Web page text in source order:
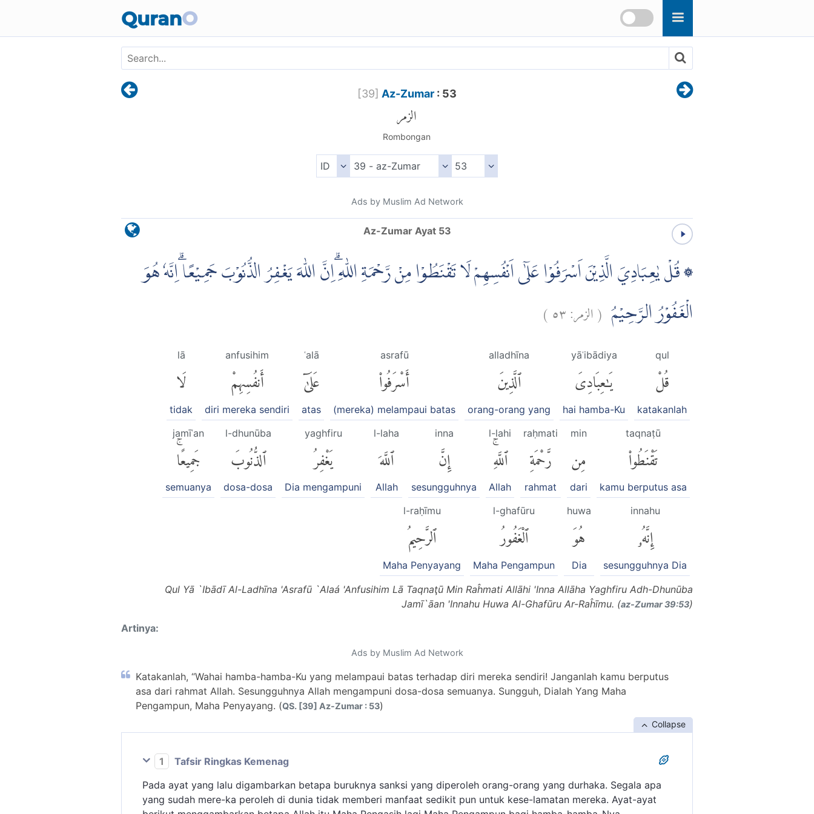
QuranO
[39] Az-Zumar: 53
الزمر
Rombongan
Ads by Muslim Ad Network
Az-Zumar Ayat 53
۞ قُلْ يٰعِبَادِيَ الَّذِيْنَ اَسْرَفُوْا عَلٰٓى اَنْفُسِهِمْ لَا تَقْنَطُوْا مِنْ رَّحْمَةِ اللّٰهِ ۗاِنَّ اللّٰهَ يَغْفِرُ الذُّنُوْبَ جَمِيْعًا ۗاِنَّهٗ هُوَ
الْغَفُوْرُ الرَّحِيْمُ (الزمر:٥٣)
qul
قُلْ
katakanlah
yāʿibādiya
يَٰعِبَادِىَ
hai hamba-Ku
alladhīna
ٱلَّذِينَ
orang-orang yang
asrafū
أَسْرَفُوا۟
(mereka) melampaui batas
ʿalā
عَلَىٰٓ
atas
anfusihim
أَنفُسِهِمْ
diri mereka sendiri
lā
لَا
tidak
taqnaṭū
تَقْنَطُوا۟
kamu berputus asa
min
مِن
dari
raḥmati
رَّحْمَةِ
rahmat
l-lahi
ٱللَّهِۚ
Allah
inna
إِنَّ
sesungguhnya
l-laha
ٱللَّهَ
Allah
yaghfiru
يَغْفِرُ
Dia mengampuni
l-dhunūba
ٱلذُّنُوبَ
dosa-dosa
jamīʿan
جَمِيعًاۚ
semuanya
innahu
إِنَّهُۥ
sesungguhnya Dia
huwa
هُوَ
Dia
l-ghafūru
ٱلْغَفُورُ
Maha Pengampun
l-raḥīmu
ٱلرَّحِيمُ
Maha Penyayang
Qul Yā `Ibādī Al-Ladhīna 'Asrafū `Alaá 'Anfusihim Lā Taqnaţū Min Raĥmati Allāhi 'Inna Allāha Yaghfiru Adh-Dhunūba
Jamī`āan 'Innahu Huwa Al-Ghafūru Ar-Raĥīmu. (az-Zumar 39:53)
Artinya:
Ads by Muslim Ad Network
Katakanlah, “Wahai hamba-hamba-Ku yang melampaui batas terhadap diri mereka sendiri! Janganlah kamu berputus
asa dari rahmat Allah. Sesungguhnya Allah mengampuni dosa-dosa semuanya. Sungguh, Dialah Yang Maha
Pengampun, Maha Penyayang. (QS. [39] Az-Zumar : 53)
Collapse
1
Tafsir Ringkas Kemenag
Pada ayat yang lalu digambarkan betapa buruknya sanksi yang diperoleh orang-orang yang durhaka. Segala apa
yang sudah mere-ka peroleh di dunia tidak memberi manfaat sedikit pun untuk kese-lamatan mereka. Ayat-ayat